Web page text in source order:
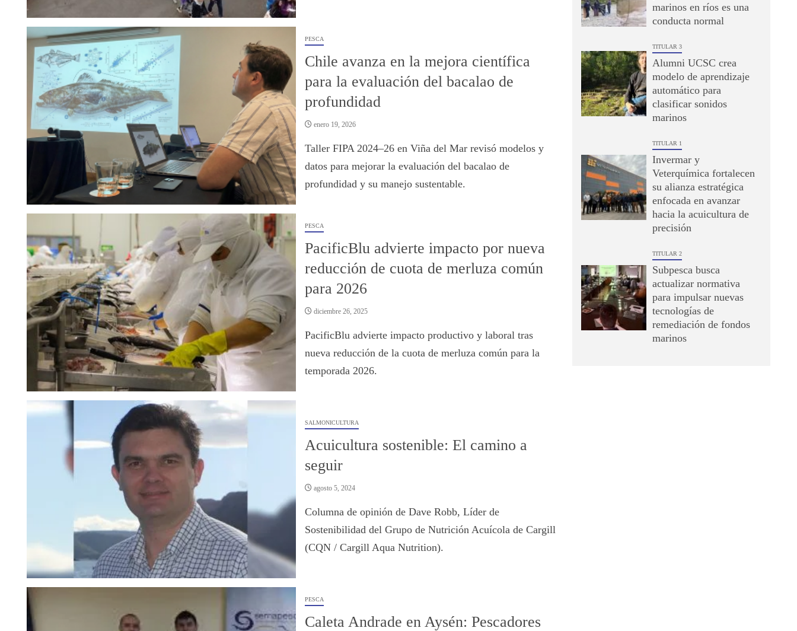
PESCA
Chile avanza en la mejora científica
para la evaluación del bacalao de
profundidad
enero 19, 2026
Taller FIPA 2024–26 en Viña del Mar revisó modelos y
datos para mejorar la evaluación del bacalao de
profundidad y su manejo sustentable.
PESCA
PacificBlu advierte impacto por nueva
reducción de cuota de merluza común
para 2026
diciembre 26, 2025
PacificBlu advierte impacto productivo y laboral tras
nueva reducción de la cuota de merluza común para la
temporada 2026.
SALMONICULTURA
Acuicultura sostenible: El camino a
seguir
agosto 5, 2024
Columna de opinión de Dave Robb, Líder de
Sostenibilidad del Grupo de Nutrición Acuícola de Cargill
(CQN / Cargill Aqua Nutrition).
PESCA
Caleta Andrade en Aysén: Pescadores
marinos en ríos es una
conducta normal
TITULAR 3
Alumni UCSC crea
modelo de aprendizaje
automático para
clasificar sonidos
marinos
TITULAR 1
Invermar y
Veterquímica fortalecen
su alianza estratégica
enfocada en avanzar
hacia la acuicultura de
precisión
TITULAR 2
Subpesca busca
actualizar normativa
para impulsar nuevas
tecnologías de
remediación de fondos
marinos